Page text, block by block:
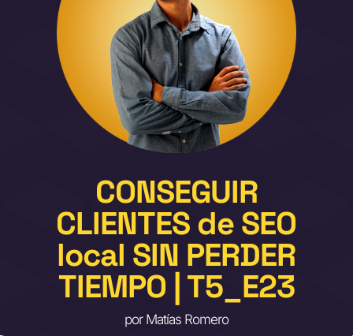
CONSEGUIR
CLIENTES de SEO
local SIN PERDER
TIEMPO | T5_E23
por Matías Romero